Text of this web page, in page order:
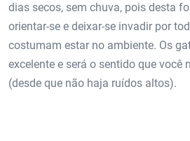
dias secos, sem chuva, pois desta
orientar-se e deixar-se invadir por
costumam estar no ambiente. Os
excelente e será o sentido que você
(desde que não haja ruídos altos).